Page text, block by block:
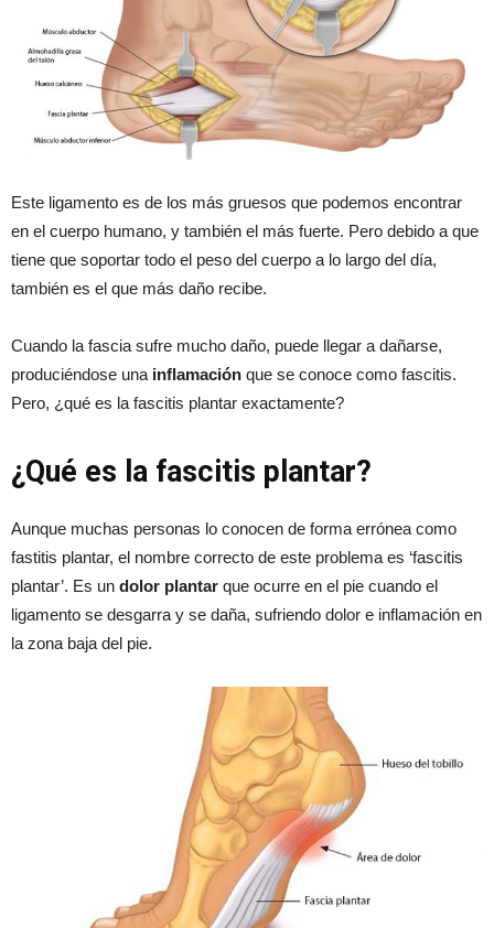
Este ligamento es de los más gruesos que podemos encontrar
en el cuerpo humano, y también el más fuerte. Pero debido a que
tiene que soportar todo el peso del cuerpo a lo largo del día,
también es el que más daño recibe.
Cuando la fascia sufre mucho daño, puede llegar a dañarse,
produciéndose una inflamación que se conoce como fascitis.
Pero, ¿qué es la fascitis plantar exactamente?
¿Qué es la fascitis plantar?
Aunque muchas personas lo conocen de forma errónea como
fastitis plantar, el nombre correcto de este problema es ‘fascitis
plantar’. Es un dolor plantar que ocurre en el pie cuando el
ligamento se desgarra y se daña, sufriendo dolor e inflamación en
la zona baja del pie.